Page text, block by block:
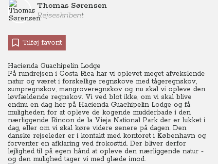
Thomas Sørensen
Rejseskribent
Tilføj favorit
Hacienda Guachipelin Lodge
På rundrejsen i Costa Rica har vi oplevet meget afvekslende
natur og været i forskellige regnskove med tågeregnskov,
sumpregnskov, mangroveregnskov og nu skal vi opleve den
løvfældende regnskov. Vi ved blot ikke, om vi skal blive
endnu en dag her på Hacienda Guachipelin Lodge og få
muligheden for at opleve de kogende mudderbade i den
nærliggende Rincon de la Vieja National Park der er lukket i
dag, eller om vi skal køre videre senere på dagen. Den
danske rejseleder er i kontakt med kontoret i København og
forventer en afklaring ved frokosttid. Der bliver derfor
lejlighed til på egen hånd at opleve den nærliggende natur -
og den mulighed tager vi med glæde imod.